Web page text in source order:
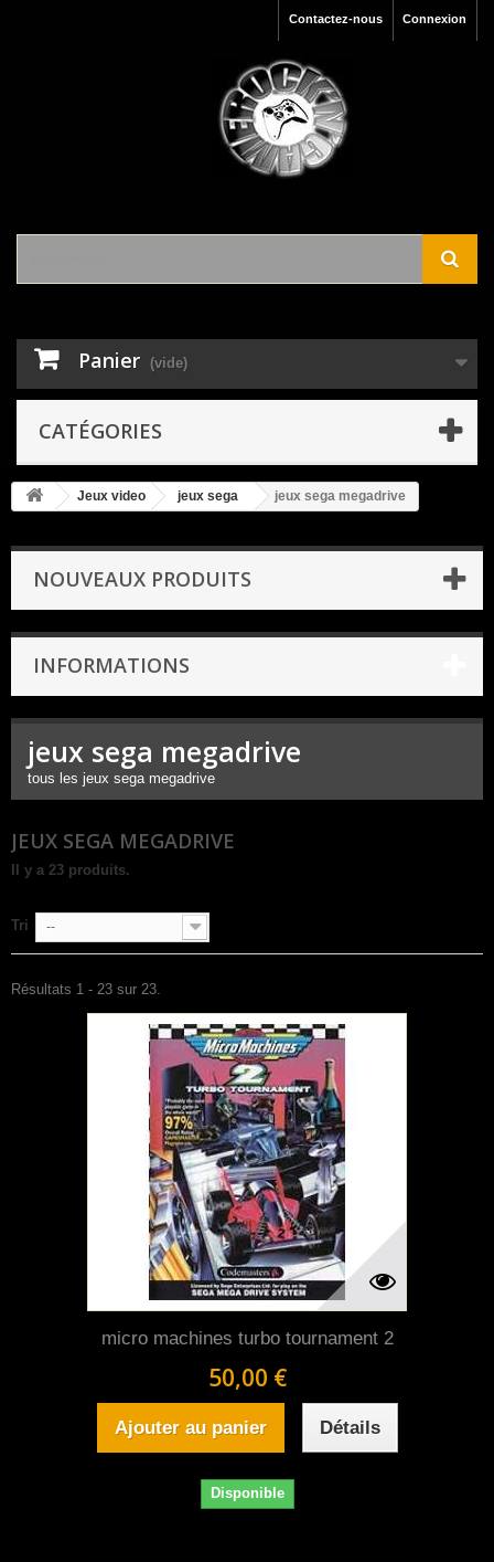
Connexion
Contactez-nous
Panier (vide)
CATÉGORIES
Jeux video jeux sega jeux sega megadrive
NOUVEAUX PRODUITS
INFORMATIONS
jeux sega megadrive
tous les jeux sega megadrive
JEUX SEGA MEGADRIVE
Il y a 23 produits.
Tri --
Résultats 1 - 23 sur 23.
micro machines turbo tournament 2
50,00 €
Ajouter au panier Détails
Disponible